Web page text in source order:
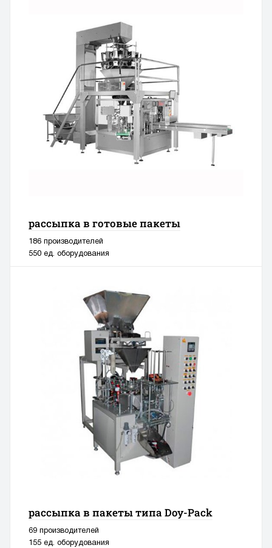
рассыпка в готовые пакеты
186 производителей
550 ед. оборудования
рассыпка в пакеты типа Doy-Pack
69 производителей
155 ед. оборудования